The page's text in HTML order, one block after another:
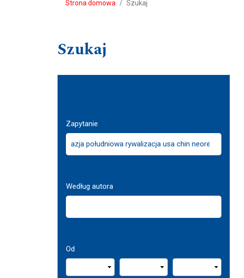
Strona domowa Szukaj
Szukaj
Zapytanie
Według autora
Od